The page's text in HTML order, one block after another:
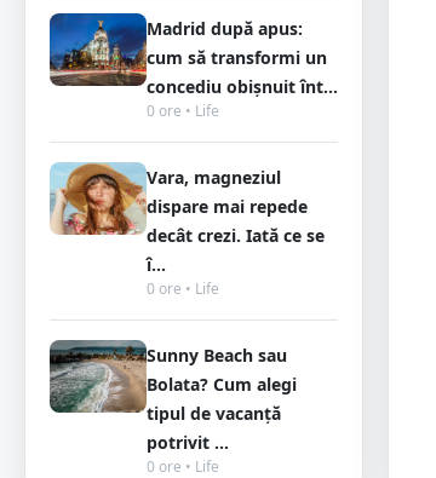
Madrid după apus:
cum să transformi un
concediu obișnuit înt...
0 ore • Life
Vara, magneziul
dispare mai repede
decât crezi. Iată ce se
î...
0 ore • Life
Sunny Beach sau
Bolata? Cum alegi
tipul de vacanță
potrivit ...
0 ore • Life